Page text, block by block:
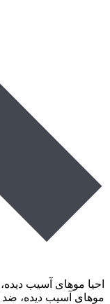
احیا موهای آسیب
موهای آسیب دیده،